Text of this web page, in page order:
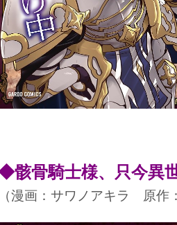
骸骨騎士様、只今異
（漫画：サワノアキラ 原作